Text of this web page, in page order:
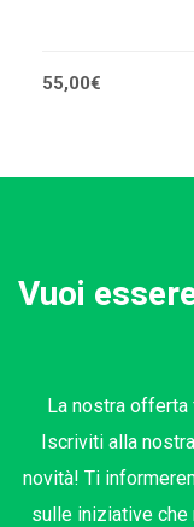
55,00€
Vuoi
La nostra
Iscriviti alla
novità! Ti
sulle iniziative che